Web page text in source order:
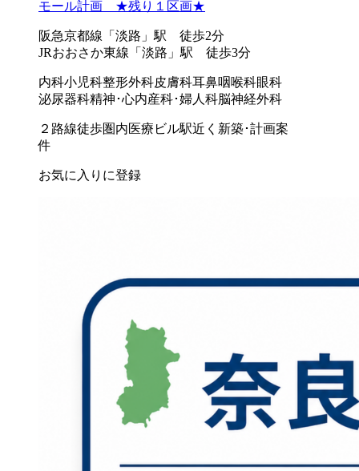
モール計画 ★残り１区画★
阪急京都線「淡路」駅 徒歩2分
JRおおさか東線「淡路」駅 徒歩3分
内科小児科整形外科皮膚科耳鼻咽喉科眼科
泌尿器科精神･心内産科･婦人科脳神経外科
２路線徒歩圏内医療ビル駅近く 新築･計画案
件
お気に入りに登録